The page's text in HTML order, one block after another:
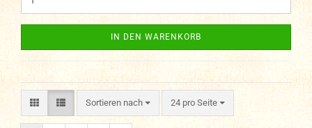
IN DEN WARENKORB
Sortieren nach
Sortieren nach 24 pro Seite
pro Seite